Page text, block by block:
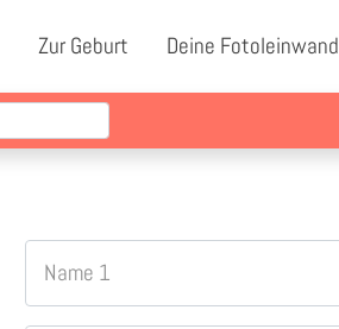
Zur Geburt Deine Fotoleinwand
Name 1